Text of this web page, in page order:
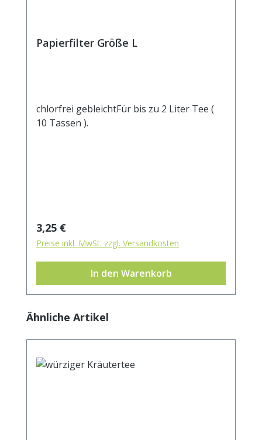
Papierfilter Größe L
chlorfrei gebleichtFür bis zu 2 Liter Tee (
10 Tassen ).
Regulärer Preis:
3,25 €
Preise inkl. MwSt. zzgl. Versandkosten
In den Warenkorb
Produktgalerie überspringen
Ähnliche Artikel